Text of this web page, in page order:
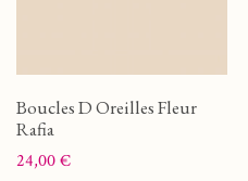
Boucles D Oreilles Fleur
Rafia
Prix
24,00 €